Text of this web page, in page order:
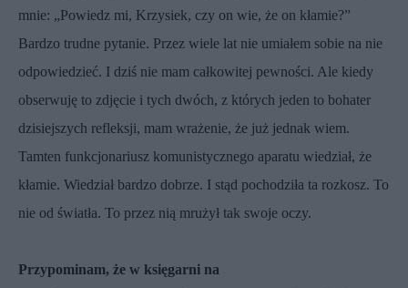
mnie: „Powiedz mi, Krzysiek, czy on wie, że on kłamie?”
Bardzo trudne pytanie. Przez wiele lat nie umiałem sobie na nie
odpowiedzieć. I dziś nie mam całkowitej pewności. Ale kiedy
obserwuję to zdjęcie i tych dwóch, z których jeden to bohater
dzisiejszych refleksji, mam wrażenie, że już jednak wiem.
Tamten funkcjonariusz komunistycznego aparatu wiedział, że
kłamie. Wiedział bardzo dobrze. I stąd pochodziła ta rozkosz. To
nie od światła. To przez nią mrużył tak swoje oczy.
Przypominam, że w księgarni na